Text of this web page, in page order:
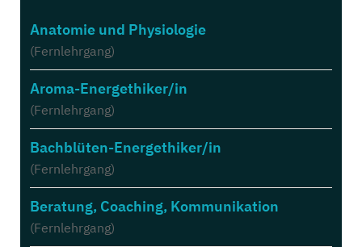
Anatomie und Physiologie
(Fernlehrgang)
Aroma-Energethiker/in
(Fernlehrgang)
Bachblüten-Energethiker/in
(Fernlehrgang)
Beratung, Coaching, Kommunikation
(Fernlehrgang)